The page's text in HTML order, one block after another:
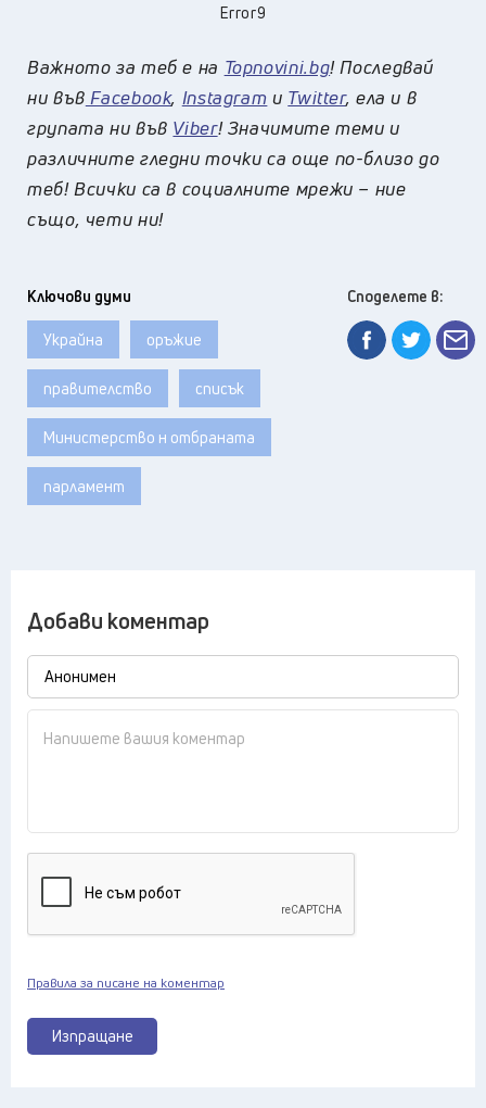
Error9
Важното за теб е на Topnovini.bg! Последвай
ни във Facebook, Instagram и Twitter, ела и в
групата ни във Viber! Значимите теми и
различните гледни точки са още по-близо до
теб! Всички са в социалните мрежи – ние
също, чети ни!
Ключови думи
Украйна оръжие
правителство списък
Министерство н отбраната
парламент
Споделете в:
Добави коментар
Изпращане
Правила за писане на коментар